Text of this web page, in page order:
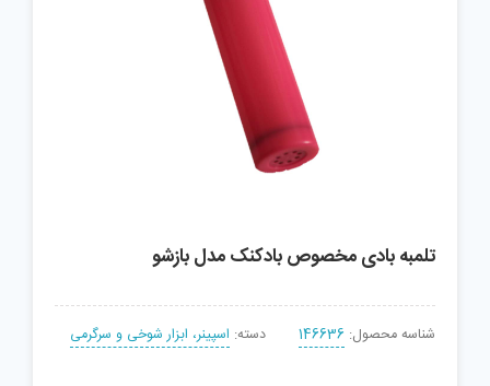
تلمبه بادی مخصوص بادکنک مدل بازشو
شناسه محصول: 146636 دسته: اسپینر، ابزار شوخی و سرگرمی